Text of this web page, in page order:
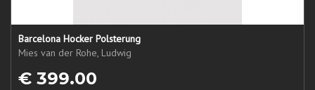
Barcelona Hocker Polsterung
Mies van der Rohe, Ludwig
€ 399.00